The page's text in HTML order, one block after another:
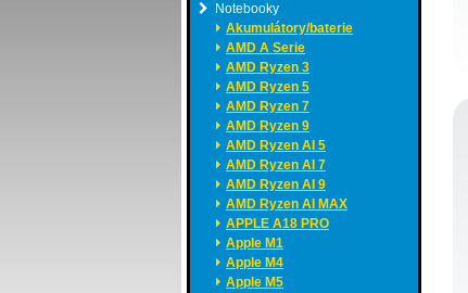
Notebooky
Akumulátory/baterie
AMD A Serie
AMD Ryzen 3
AMD Ryzen 5
AMD Ryzen 7
AMD Ryzen 9
AMD Ryzen AI 5
AMD Ryzen AI 7
AMD Ryzen AI 9
AMD Ryzen AI MAX
APPLE A18 PRO
Apple M1
Apple M4
Apple M5